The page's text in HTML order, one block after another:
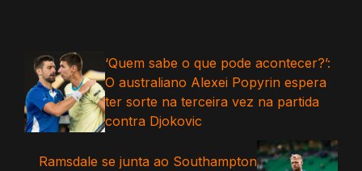
‘Quem sabe o que pode acontecer?’:
O australiano Alexei Popyrin espera
ter sorte na terceira vez na partida
contra Djokovic
Ramsdale se junta ao Southampton